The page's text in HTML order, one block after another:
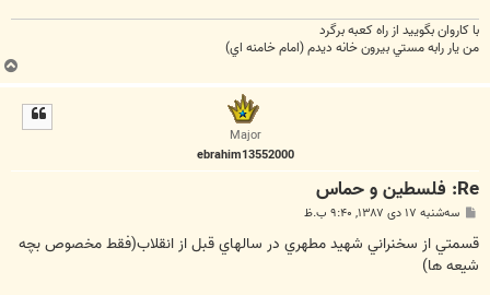
با كاروان بگوييد از راه كعبه برگرد
من يار رابه مستي بيرون خانه ديدم (امام خامنه اي)
ب
ا
Major
ebrahim13552000
Re: فلسطین و حماس
پ
ت
سه‌شنبه ۱۷ دی ۱۳۸۷, ۹:۴۰ ب.ظ
قسمتي از سخنراني شهيد مطهري در سالهاي قبل از انقلاب(فقط مخصوص بچه
شيعه ها)